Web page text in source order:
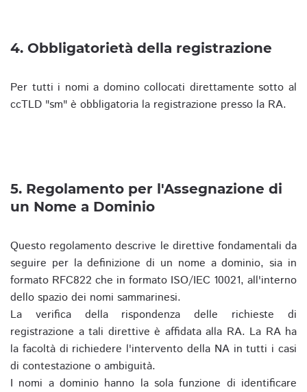
4. Obbligatorietà della registrazione
Per tutti i nomi a domino collocati direttamente sotto al
ccTLD "sm" è obbligatoria la registrazione presso la RA.
5. Regolamento per l'Assegnazione di
un Nome a Dominio
Questo regolamento descrive le direttive fondamentali da
seguire per la definizione di un nome a dominio, sia in
formato RFC822 che in formato ISO/IEC 10021, all'interno
dello spazio dei nomi sammarinesi.
La verifica della rispondenza delle richieste di
registrazione a tali direttive è affidata alla RA. La RA ha
la facoltà di richiedere l'intervento della NA in tutti i casi
di contestazione o ambiguità.
I nomi a dominio hanno la sola funzione di identificare